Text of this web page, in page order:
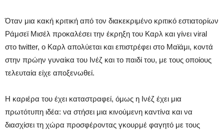
Όταν μια κακή κριτική από τον διακεκριμένο κριτικό εστιατορίων
Ράμσεϊ Μισέλ προκαλέσει την έκρηξη του Καρλ και γίνει viral
στο twitter, ο Καρλ απολύεται και επιστρέφει στο Μαϊάμι, κοντά
στην πρώην γυναίκα του Ινέζ και το παιδί του, με τους οποίους
τελευταία είχε αποξενωθεί.
Η καριέρα του έχει καταστραφεί, όμως η Ινέζ έχει μια
πρωτότυπη ιδέα: να στήσει μια κινούμενη καντίνα και να
διασχίσει τη χώρα προσφέροντας γκουρμέ φαγητό με τους